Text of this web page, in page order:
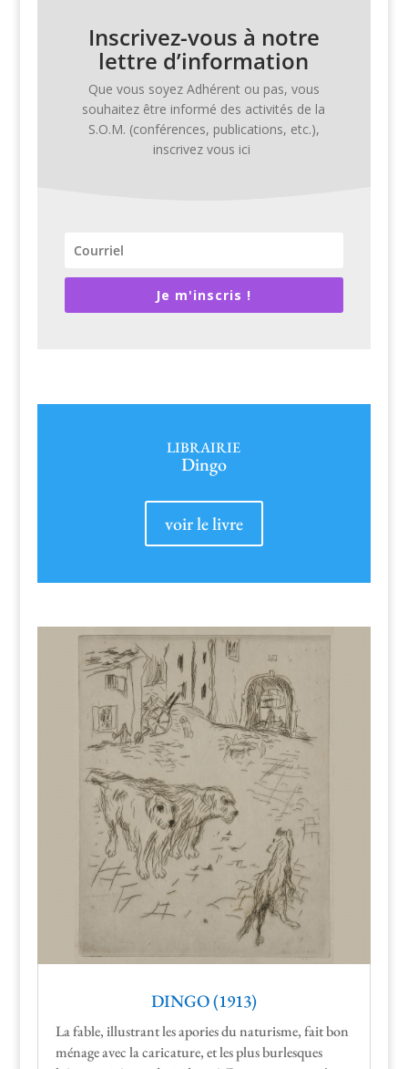
Inscrivez-vous à notre
lettre d’information
Que vous soyez Adhérent ou pas, vous
souhaitez être infor­mé des activ­ités de la
S.O.M. (con­férences, pub­li­ca­tions, etc.),
inscrivez vous ici
Je m'inscris !
LIBRAIRIE
Dingo
voir le livre
DINGO (1913)
La fable, illus­trant les apor­ies du natur­isme, fait bon
ménage avec la car­i­ca­ture, et les plus bur­lesques